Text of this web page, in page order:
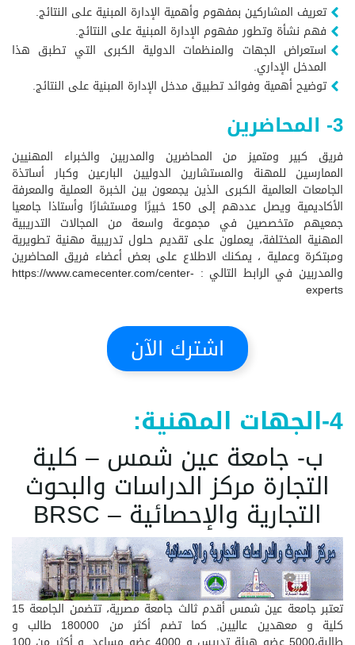
تعريف المشاركين بمفهوم وأهمية الإدارة المبنية على النتائج.
فهم نشأة وتطور مفهوم الإدارة المبنية على النتائج.
استعراض الجهات والمنظمات الدولية الكبرى التي تطبق هذا
المدخل الإداري.
توضيح أهمية وفوائد تطبيق مدخل الإدارة المبنية على النتائج.
3- المحاضرين
فريق كبير ومتميز من المحاضرين والمدربين والخبراء المهنيين
الممارسين للمهنة والمستشارين الدوليين البارعين وكبار أساتذة
الجامعات العالمية الكبرى الذين يجمعون بين الخبرة العملية والمعرفة
الأكاديمية ويصل عددهم إلى 150 خبيرًا ومستشارًا وأستاذا جامعيا
جمعيهم متخصصين في مجموعة واسعة من المجالات التدريبية
المهنية المختلفة، يعملون على تقديم حلول تدريبية مهنية تطويرية
ومبتكرة وعملية ، يمكنك الاطلاع على بعض أعضاء فريق المحاضرين
والمدربين في الرابط التالي : https://www.camecenter.com/center-
experts
اشترك الآن
4-الجهات المهنية:
ب- جامعة عين شمس – كلية
التجارة مركز الدراسات والبحوث
التجارية والإحصائية – BRSC
تعتبر جامعة عين شمس أقدم ثالث جامعة مصرية، تتضمن الجامعة 15
كلية و معهدين عاليين, كما تضم أكثر من 180000 طالب و